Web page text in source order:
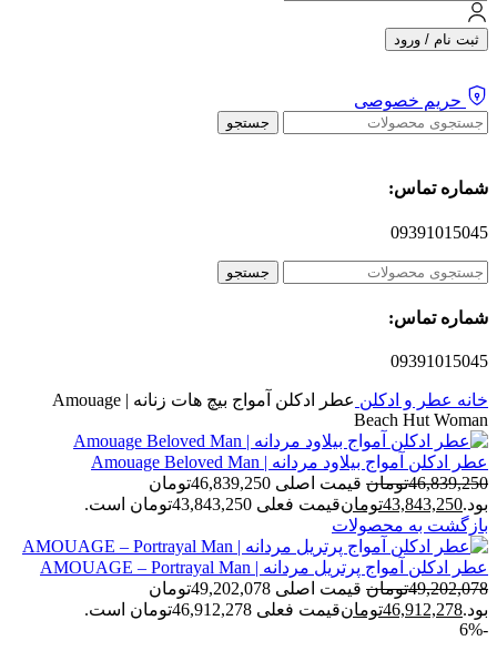
ثبت نام / ورود
حریم خصوصی
جستجو
شماره تماس:
09391015045
جستجو
شماره تماس:
09391015045
خانه عطر و ادکلن
عطر ادکلن آمواج بیچ هات زنانه | Amouage
Beach Hut Woman
عطر ادکلن آمواج بیلاود مردانه | Amouage Beloved Man
46,839,250تومان
قیمت اصلی 46,839,250تومان
بود.43,843,250تومانقیمت فعلی 43,843,250تومان است.
بازگشت به محصولات
عطر ادکلن آمواج پرتریل مردانه | AMOUAGE – Portrayal Man
49,202,078تومان
قیمت اصلی 49,202,078تومان
بود.46,912,278تومانقیمت فعلی 46,912,278تومان است.
-6%